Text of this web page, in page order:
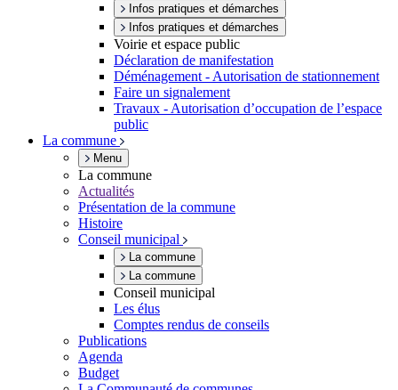
Infos pratiques et démarches
Infos pratiques et démarches
Voirie et espace public
Déclaration de manifestation
Déménagement - Autorisation de stationnement
Faire un signalement
Travaux - Autorisation d’occupation de l’espace
public
La commune
Menu
La commune
Actualités
Présentation de la commune
Histoire
Conseil municipal
La commune
La commune
Conseil municipal
Les élus
Comptes rendus de conseils
Publications
Agenda
Budget